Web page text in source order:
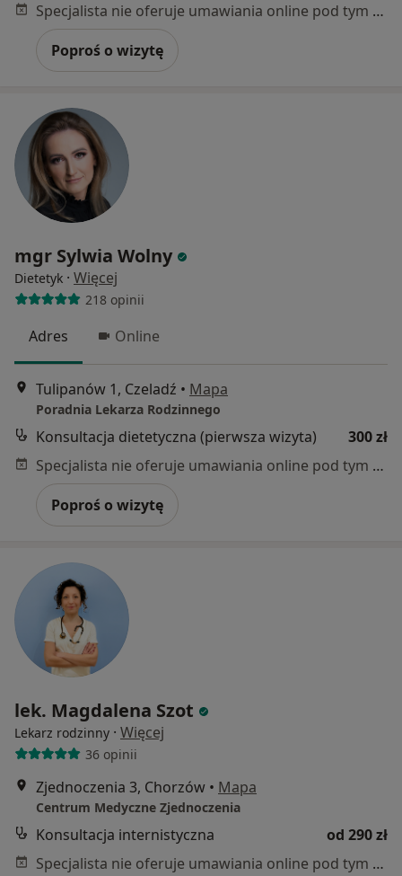
Specjalista nie oferuje umawiania online pod tym adresem.
Poproś o wizytę
mgr Sylwia Wolny
Dietetyk · Więcej
218 opinii
Adres Online
Tulipanów 1, Czeladź • Mapa
Poradnia Lekarza Rodzinnego
Konsultacja dietetyczna (pierwsza wizyta)
300 zł
Specjalista nie oferuje umawiania online pod tym adresem.
Poproś o wizytę
lek. Magdalena Szot
Lekarz rodzinny · Więcej
36 opinii
Zjednoczenia 3, Chorzów • Mapa
Centrum Medyczne Zjednoczenia
Konsultacja internistyczna
od 290 zł
Specjalista nie oferuje umawiania online pod tym adresem.